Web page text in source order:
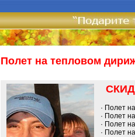
Полет на тепловом
· Полет
· Полет
· Полет
· Полет